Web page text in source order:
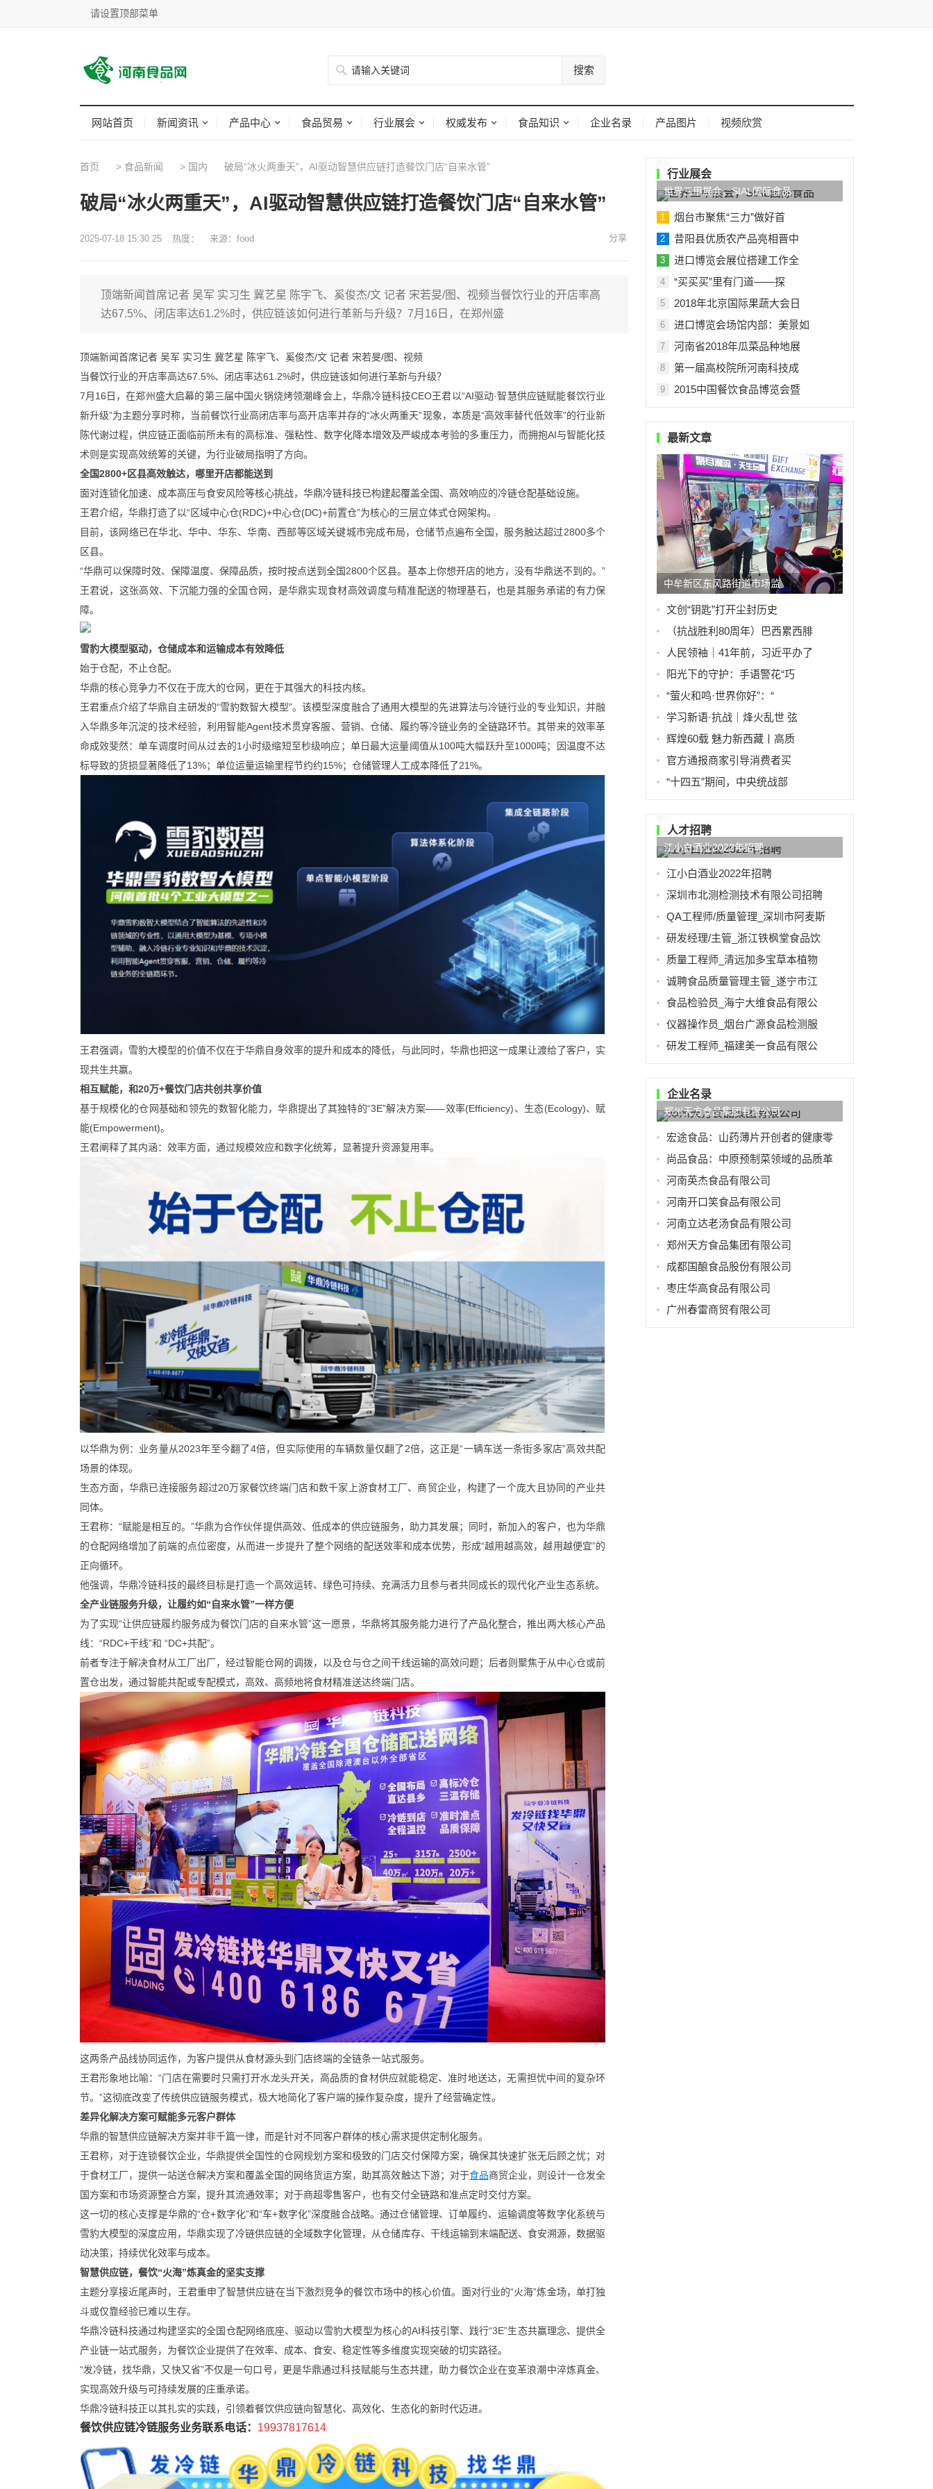
请设置顶部菜单
搜索
网站首页 新闻资讯 产品中心 食品贸易 行业展会 权威发布 食品知识 企业名录 产品图片 视频欣赏
首页 > 食品新闻 > 国内 破局“冰火两重天”，AI驱动智慧供应链打造餐饮门店“自来水管”
破局“冰火两重天”，AI驱动智慧供应链打造餐饮门店“自来水管”
2025-07-18 15:30:25 热度： 来源：food
顶端新闻首席记者 吴军 实习生 冀艺星 陈宇飞、奚俊杰/文 记者 宋若旻/图、视频当餐饮行业的开店率高
达67.5%、闭店率达61.2%时，供应链该如何进行革新与升级？7月16日，在郑州盛
顶端新闻首席记者 吴军 实习生 冀艺星 陈宇飞、奚俊杰/文 记者 宋若旻/图、视频
当餐饮行业的开店率高达67.5%、闭店率达61.2%时，供应链该如何进行革新与升级？
7月16日，在郑州盛大启幕的第三届中国火锅烧烤领潮峰会上，华鼎冷链科技CEO王君以“AI驱动·智慧供应链赋能餐饮行业
新升级”为主题分享时称，当前餐饮行业高闭店率与高开店率并存的“冰火两重天”现象，本质是“高效率替代低效率”的行业新
陈代谢过程，供应链正面临前所未有的高标准、强粘性、数字化降本增效及严峻成本考验的多重压力，而拥抱AI与智能化技
术则是实现高效统筹的关键，为行业破局指明了方向。
全国2800+区县高效触达，哪里开店都能送到
面对连锁化加速、成本高压与食安风险等核心挑战，华鼎冷链科技已构建起覆盖全国、高效响应的冷链仓配基础设施。
王君介绍，华鼎打造了以“区域中心仓(RDC)+中心仓(DC)+前置仓”为核心的三层立体式仓网架构。
目前，该网络已在华北、华中、华东、华南、西部等区域关键城市完成布局，仓储节点遍布全国，服务触达超过2800多个
区县。
“华鼎可以保障时效、保障温度、保障品质，按时按点送到全国2800个区县。基本上你想开店的地方，没有华鼎送不到的。”
王君说，这张高效、下沉能力强的全国仓网，是华鼎实现食材高效调度与精准配送的物理基石，也是其服务承诺的有力保
障。
雪豹大模型驱动，仓储成本和运输成本有效降低
始于仓配，不止仓配。
华鼎的核心竞争力不仅在于庞大的仓网，更在于其强大的科技内核。
王君重点介绍了华鼎自主研发的“雪豹数智大模型”。该模型深度融合了通用大模型的先进算法与冷链行业的专业知识，并融
入华鼎多年沉淀的技术经验，利用智能Agent技术贯穿客服、营销、仓储、履约等冷链业务的全链路环节。其带来的效率革
命成效斐然：单车调度时间从过去的1小时级缩短至秒级响应；单日最大运量阈值从100吨大幅跃升至1000吨；因温度不达
标导致的货损显著降低了13%；单位运量运输里程节约约15%；仓储管理人工成本降低了21%。
王君强调，雪豹大模型的价值不仅在于华鼎自身效率的提升和成本的降低，与此同时，华鼎也把这一成果让渡给了客户，实
现共生共赢。
相互赋能，和20万+餐饮门店共创共享价值
基于规模化的仓网基础和领先的数智化能力，华鼎提出了其独特的“3E”解决方案——效率(Efficiency)、生态(Ecology)、赋
能(Empowerment)。
王君阐释了其内涵：效率方面，通过规模效应和数字化统筹，显著提升资源复用率。
以华鼎为例：业务量从2023年至今翻了4倍，但实际使用的车辆数量仅翻了2倍，这正是“一辆车送一条街多家店”高效共配
场景的体现。
生态方面，华鼎已连接服务超过20万家餐饮终端门店和数千家上游食材工厂、商贸企业，构建了一个庞大且协同的产业共
同体。
王君称：“赋能是相互的。”华鼎为合作伙伴提供高效、低成本的供应链服务，助力其发展；同时，新加入的客户，也为华鼎
的仓配网络增加了前端的点位密度，从而进一步提升了整个网络的配送效率和成本优势，形成“越用越高效，越用越便宜”的
正向循环。
他强调，华鼎冷链科技的最终目标是打造一个高效运转、绿色可持续、充满活力且参与者共同成长的现代化产业生态系统。
全产业链服务升级，让履约如“自来水管”一样方便
为了实现“让供应链履约服务成为餐饮门店的自来水管”这一愿景，华鼎将其服务能力进行了产品化整合，推出两大核心产品
线：“RDC+干线”和 “DC+共配”。
前者专注于解决食材从工厂出厂，经过智能仓网的调拨，以及仓与仓之间干线运输的高效问题；后者则聚焦于从中心仓或前
置仓出发，通过智能共配或专配模式，高效、高频地将食材精准送达终端门店。
这两条产品线协同运作，为客户提供从食材源头到门店终端的全链条一站式服务。
王君形象地比喻：“门店在需要时只需打开水龙头开关，高品质的食材供应就能稳定、准时地送达，无需担忧中间的复杂环
节。”这彻底改变了传统供应链服务模式，极大地简化了客户端的操作复杂度，提升了经营确定性。
差异化解决方案可赋能多元客户群体
华鼎的智慧供应链解决方案并非千篇一律，而是针对不同客户群体的核心需求提供定制化服务。
王君称，对于连锁餐饮企业，华鼎提供全国性的仓网规划方案和极致的门店交付保障方案，确保其快速扩张无后顾之忧；对
于食材工厂，提供一站送仓解决方案和覆盖全国的网络货运方案，助其高效触达下游；对于食品商贸企业，则设计一仓发全
国方案和市场资源整合方案，提升其流通效率；对于商超零售客户，也有交付全链路和准点定时交付方案。
这一切的核心支撑是华鼎的“仓+数字化”和“车+数字化”深度融合战略。通过仓储管理、订单履约、运输调度等数字化系统与
雪豹大模型的深度应用，华鼎实现了冷链供应链的全域数字化管理，从仓储库存、干线运输到末端配送、食安溯源，数据驱
动决策，持续优化效率与成本。
智慧供应链，餐饮“火海”炼真金的坚实支撑
主题分享接近尾声时，王君重申了智慧供应链在当下激烈竞争的餐饮市场中的核心价值。面对行业的“火海”炼金场，单打独
斗或仅靠经验已难以生存。
华鼎冷链科技通过构建坚实的全国仓配网络底座、驱动以雪豹大模型为核心的AI科技引擎、践行“3E”生态共赢理念、提供全
产业链一站式服务，为餐饮企业提供了在效率、成本、食安、稳定性等多维度实现突破的切实路径。
“发冷链，找华鼎，又快又省”不仅是一句口号，更是华鼎通过科技赋能与生态共建，助力餐饮企业在变革浪潮中淬炼真金、
实现高效升级与可持续发展的庄重承诺。
华鼎冷链科技正以其扎实的实践，引领着餐饮供应链向智慧化、高效化、生态化的新时代迈进。
餐饮供应链冷链服务业务联系电话： 19937817614
行业展会
世界三甲展会，SIAL国际食品
1 烟台市聚焦“三力”做好首
2 昔阳县优质农产品亮相晋中
3 进口博览会展位搭建工作全
4 “买买买”里有门道——探
5 2018年北京国际果蔬大会日
6 进口博览会场馆内部：美景如
7 河南省2018年瓜菜品种地展
8 第一届高校院所河南科技成
9 2015中国餐饮食品博览会暨
最新文章
中牟新区东风路街道市场监
文创“钥匙”打开尘封历史
（抗战胜利80周年）巴西累西腓
人民领袖｜41年前，习近平办了
阳光下的守护：手语警花“巧
“萤火和鸣·世界你好”：“
学习新语·抗战｜烽火乱世 弦
辉煌60载 魅力新西藏丨高质
官方通报商家引导消费者买
“十四五”期间，中央统战部
人才招聘
江小白酒业2022年招聘
江小白酒业2022年招聘
深圳市北测检测技术有限公司招聘
QA工程师/质量管理_深圳市阿麦斯
研发经理/主管_浙江铁枫堂食品饮
质量工程师_清远加多宝草本植物
诚聘食品质量管理主管_遂宁市江
食品检验员_海宁大维食品有限公
仪器操作员_烟台广源食品检测服
研发工程师_福建美一食品有限公
企业名录
郑州天方食品集团有限公司
宏途食品：山药薄片开创者的健康零
尚品食品：中原预制菜领域的品质革
河南英杰食品有限公司
河南开口笑食品有限公司
河南立达老汤食品有限公司
郑州天方食品集团有限公司
成都国酿食品股份有限公司
枣庄华高食品有限公司
广州春雷商贸有限公司